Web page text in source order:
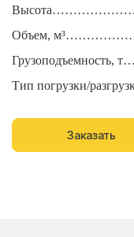
Объем,
Тип погрузки/
Заказать